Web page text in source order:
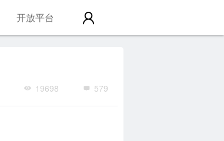
开放平台
579
19698